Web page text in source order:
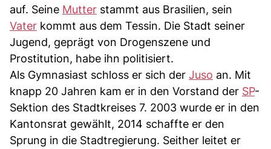
auf. Seine Mutter stammt aus Brasilien, sein
Vater kommt aus dem Tessin. Die Stadt seiner
Jugend, geprägt von Drogenszene und
Prostitution, habe ihn politisiert.
Als Gymnasiast schloss er sich der Juso an. Mit
knapp 20 Jahren kam er in den Vorstand der SP-
Sektion des Stadtkreises 7. 2003 wurde er in den
Kantonsrat gewählt, 2014 schaffte er den
Sprung in die Stadtregierung. Seither leitet er